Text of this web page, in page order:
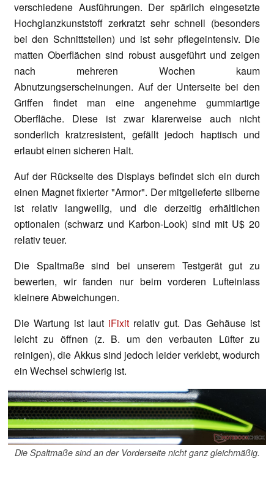
verschiedene Ausführungen. Der spärlich eingesetzte
Hochglanzkunststoff zerkratzt sehr schnell (besonders
bei den Schnittstellen) und ist sehr pflegeintensiv. Die
matten Oberflächen sind robust ausgeführt und zeigen
nach mehreren Wochen kaum
Abnutzungserscheinungen. Auf der Unterseite bei den
Griffen findet man eine angenehme gummiartige
Oberfläche. Diese ist zwar klarerweise auch nicht
sonderlich kratzresistent, gefällt jedoch haptisch und
erlaubt einen sicheren Halt.
Auf der Rückseite des Displays befindet sich ein durch
einen Magnet fixierter "Armor". Der mitgelieferte silberne
ist relativ langweilig, und die derzeitig erhältlichen
optionalen (schwarz und Karbon-Look) sind mit U$ 20
relativ teuer.
Die Spaltmaße sind bei unserem Testgerät gut zu
bewerten, wir fanden nur beim vorderen Lufteinlass
kleinere Abweichungen.
Die Wartung ist laut iFixit relativ gut. Das Gehäuse ist
leicht zu öffnen (z. B. um den verbauten Lüfter zu
reinigen), die Akkus sind jedoch leider verklebt, wodurch
ein Wechsel schwierig ist.
Die Spaltmaße sind an der Vorderseite nicht ganz gleichmäßig.